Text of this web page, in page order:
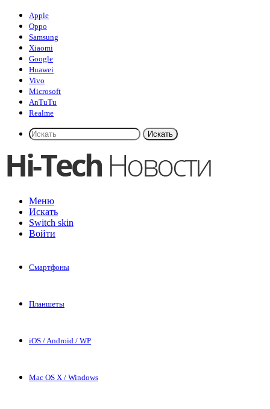
Apple
Oppo
Samsung
Xiaomi
Google
Huawei
Vivo
Microsoft
AnTuTu
Realme
Искать
Меню
Искать
Switch skin
Войти
Смартфоны
Планшеты
iOS / Android / WP
Mac OS X / Windows